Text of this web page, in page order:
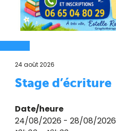
24 août 2026
Stage d’écriture
Date/heure
24/08/2026 - 28/08/2026